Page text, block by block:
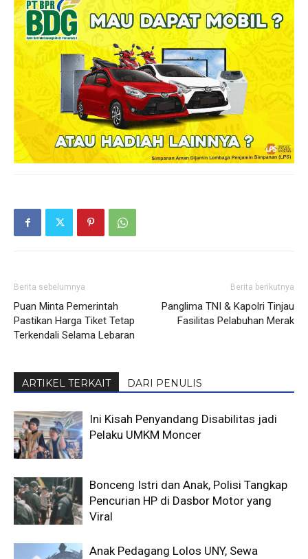
Berita sebelumnya
Puan Minta Pemerintah
Pastikan Harga Tiket Tetap
Terkendali Selama Lebaran
Berita berikutnya
Panglima TNI & Kapolri Tinjau
Fasilitas Pelabuhan Merak
ARTIKEL TERKAIT DARI PENULIS
Ini Kisah Penyandang Disabilitas jadi
Pelaku UMKM Moncer
Bonceng Istri dan Anak, Polisi Tangkap
Pencurian HP di Dasbor Motor yang
Viral
Anak Pedagang Lolos UNY, Sewa